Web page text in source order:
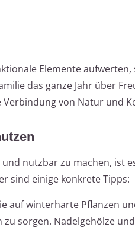
Elemente aufwerten,
das ganze Jahr über
von Natur und
nutzbar zu machen, ist
sind einige konkrete Tipps:
auf winterharte Pflanzen
zu sorgen. Nadelgehölze